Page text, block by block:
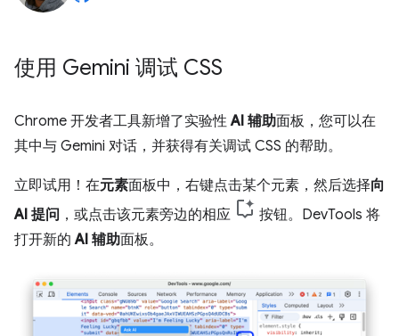
使用 Gemini 调试 CSS
Chrome 开发者工具新增了实验性AI 辅助面板，您可以在
其中与 Gemini 对话，并获得有关调试 CSS 的帮助。
立即试用！在元素面板中，右键点击某个元素，然后选择向
AI 提问 ，或点击该元素旁边的相应
按钮。DevTools 将
打开新的AI 辅助面板。